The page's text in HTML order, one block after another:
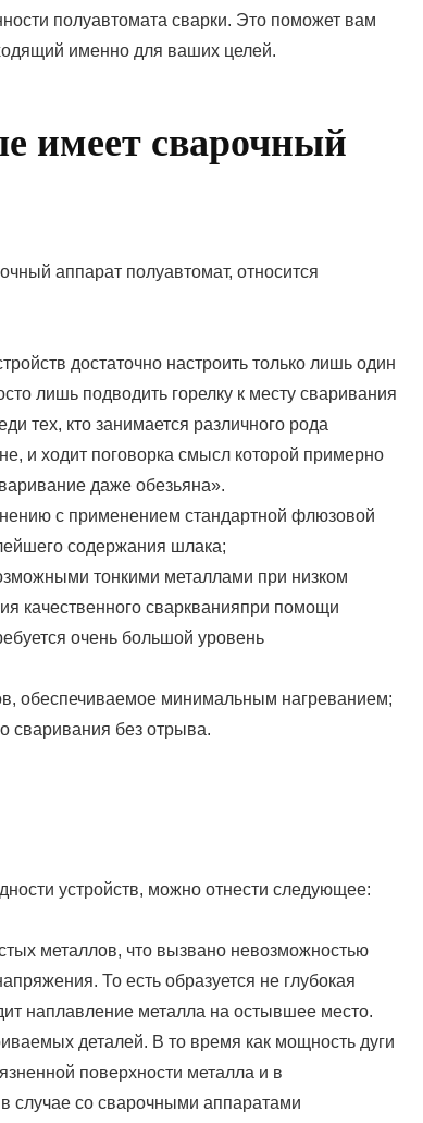
полуавтомата сварки. Это поможет вам
именно для ваших целей.
имеет сварочный
аппарат полуавтомат, относится
достаточно настроить только лишь один
лишь подводить горелку к месту сваривания
тех, кто занимается различного рода
и ходит поговорка смысл которой примерно
даже обезьяна».
с применением стандартной флюзовой
содержания шлака;
тонкими металлами при низком
качественного сваркванияпри помощи
очень большой уровень
обеспечиваемое минимальным нагреванием;
сваривания без отрыва.
устройств, можно отнести следующее:
металлов, что вызвано невозможностью
То есть образуется не глубокая
наплавление металла на остывшее место.
деталей. В то время как мощность дуги
поверхности металла и в
случае со сварочными аппаратами